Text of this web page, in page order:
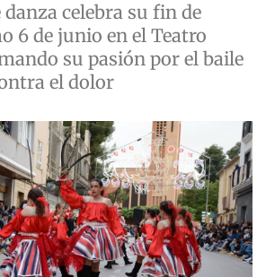
celebra su fin de
6 de junio en el Teatro
su pasión por el baile
el dolor